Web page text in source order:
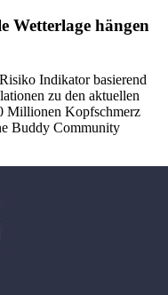
Wetterlage hängen
Indikator basierend
zu den aktuellen
Millionen Kopfschmerz
Buddy Community